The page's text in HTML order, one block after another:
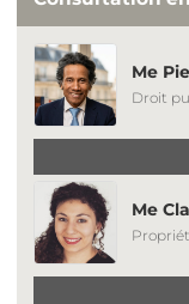
Me
Droit
Me